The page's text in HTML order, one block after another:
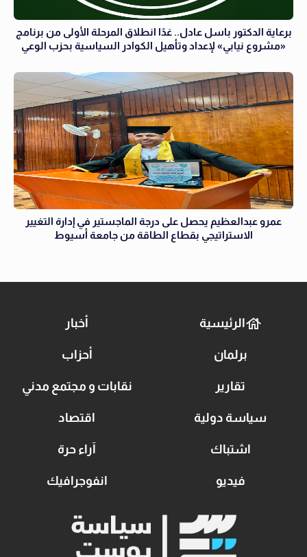
برعاية الدكتور باسل عادل.. غدًا انطلاق المرحلة الأولى من برنامج
«مشروع نيابي» لإعداد وتأهيل الكوادر السياسية بحزب الوعي
عمرو عبدالعظيم يحصل على درجة الماجستير في إدارة التغيير
الاستراتيجي بقطاع الطاقة من جامعة أسيوط
الرئيسية أخبار
برلمان أحزاب
تقارير نقابات و مجتمع مدني
سياسة دولية اقتصاد
اشتباك آراء حرة
فيديو انفوجرافيك